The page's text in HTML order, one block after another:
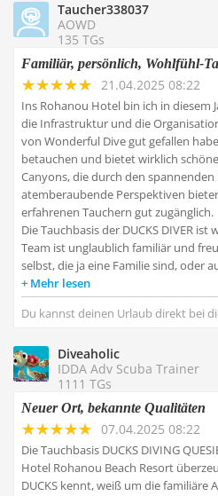
Taucher338037
AOWD
135 TGs
Familiär, persönlich, Wohlfühl-
21.04.2025 08:22
Ins Rohanou Hotel bin ich in diesem
die Infrastruktur und die
von Wonderful Dive gut gefallen
betauchen und bietet wirklich
Canyons, die durch den
atemberaubende Perspektiven
erfahrenen Tauchern gut zugänglich.
Die Tauchbasis der DUCKS DIVER
Team ist unglaublich familiär und
selbst, die ja eine Familie sind, oder
Mehr lesen
Du kannst deinen Urlaub direkt bei
Diveaholic
IDDA Adv Scuba Trainer
1111 TGs
Neuer Ort, bekannte Qualitäten
07.04.2025 08:22
Die Tauchbasis DUCKS DIVING
Hotel Rohanou Beach Resort
DUCKS kennt, weiß um die familiäre